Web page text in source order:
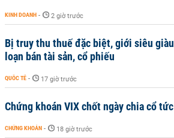
KINH DOANH - 2 giờ trước
Bị truy thu thuế đặc biệt, giới siêu
loạn bán tài sản, cổ phiếu
QUỐC TẾ - 17 giờ trước
Chứng khoán VIX chốt ngày chia cổ
CHỨNG KHOÁN - 18 giờ trước